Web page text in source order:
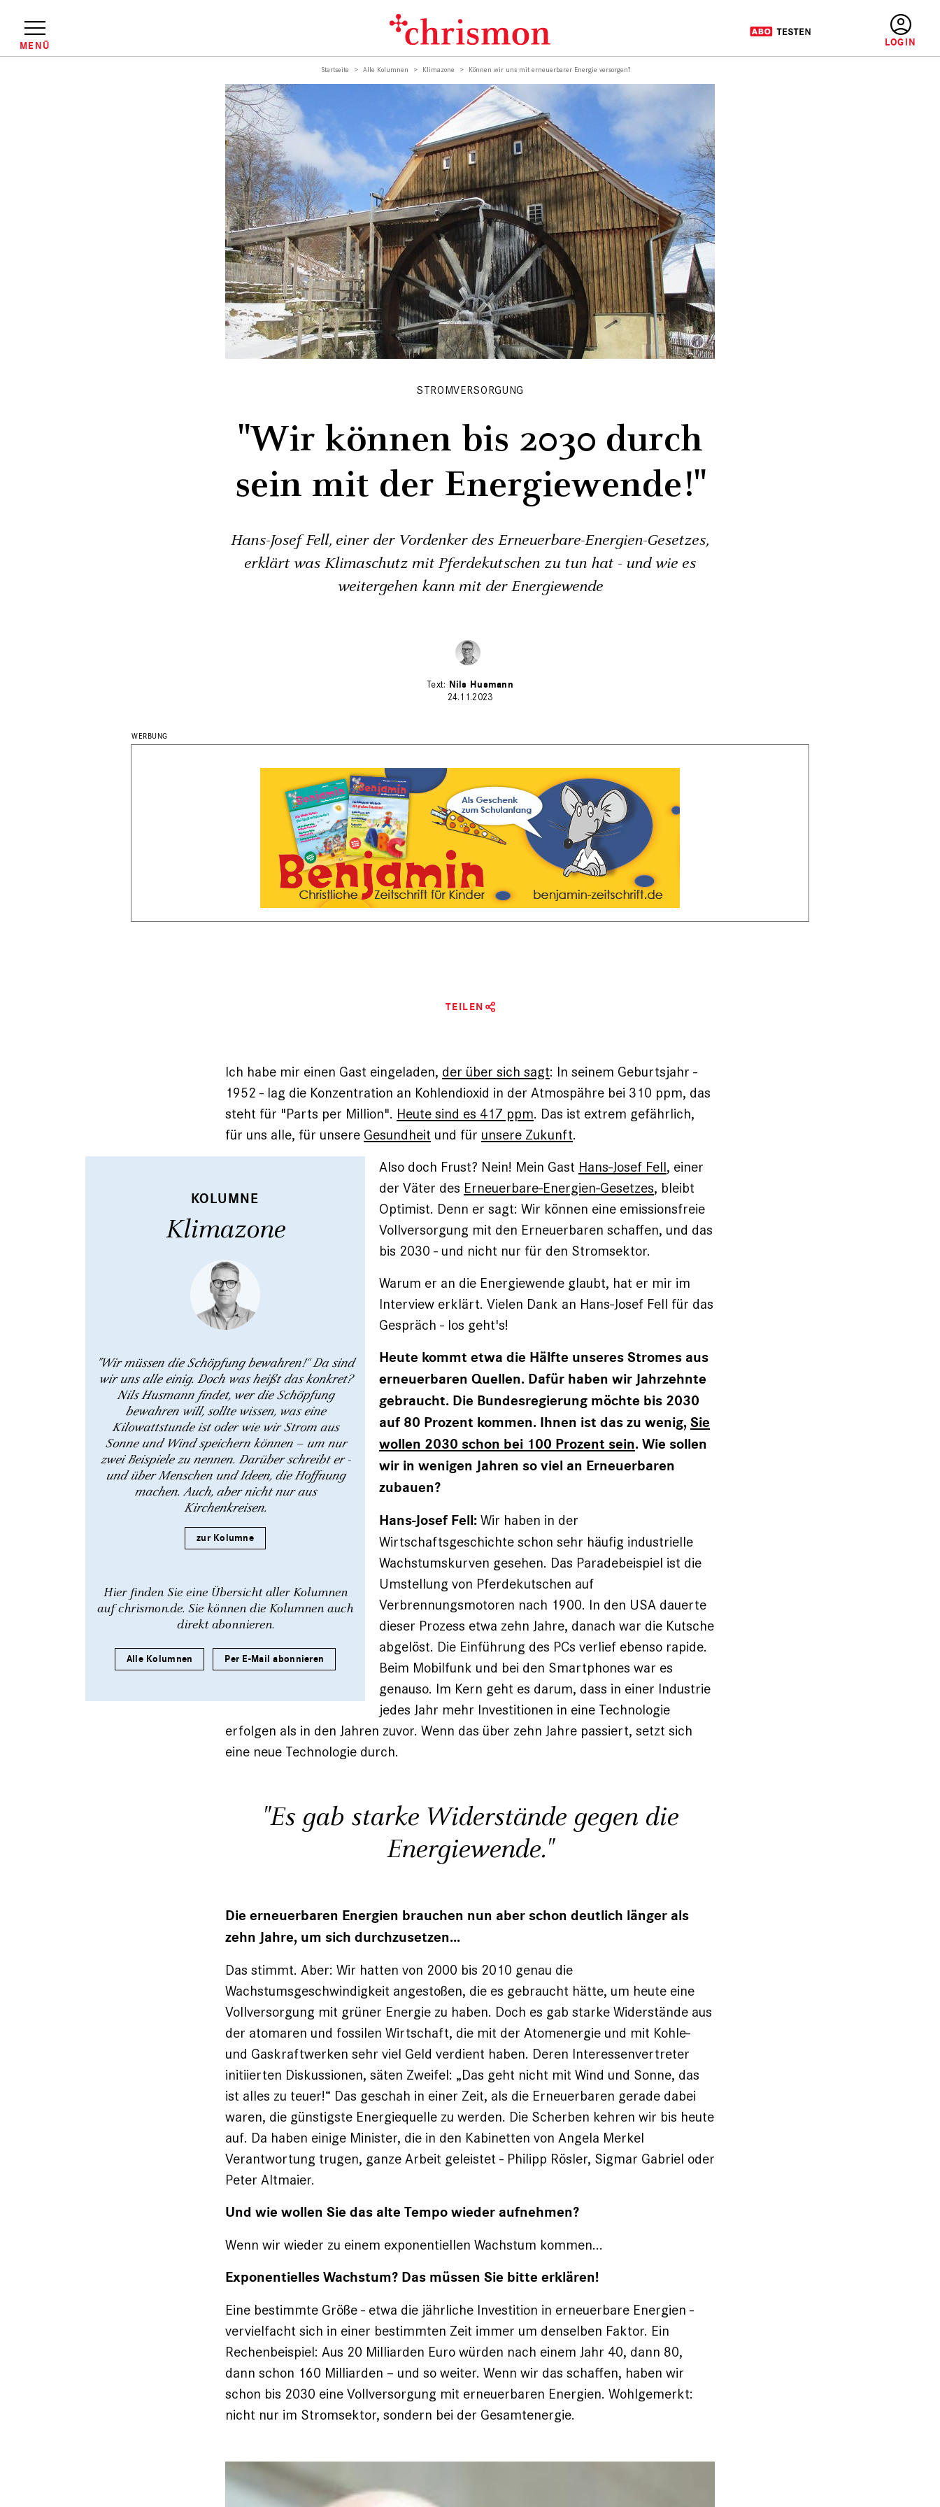
Inhalt
MENÜ
Startseite Alle Kolumnen Klimazone Können wir uns mit erneuerbarer Energie versorgen?
STROMVERSORGUNG
"Wir können bis 2030 durch
sein mit der Energiewende!"
Hans-Josef Fell, einer der Vordenker des Erneuerbare-Energien-Gesetzes,
erklärt was Klimaschutz mit Pferdekutschen zu tun hat - und wie es
weitergehen kann mit der Energiewende
Nils Husmann
24.11.2023
TEILEN
Ich habe mir einen Gast eingeladen, der über sich sagt: In seinem Geburtsjahr -
1952 - lag die Konzentration an Kohlendioxid in der Atmospähre bei 310 ppm, das
steht für "Parts per Million". Heute sind es 417 ppm. Das ist extrem gefährlich,
für uns alle, für unsere Gesundheit und für unsere Zukunft.
KOLUMNE
Klimazone
"Wir müssen die Schöpfung bewahren!“ Da sind
wir uns alle einig. Doch was heißt das konkret?
Nils Husmann findet, wer die Schöpfung
bewahren will, sollte wissen, was eine
Kilowattstunde ist oder wie wir Strom aus
Sonne und Wind speichern können – um nur
zwei Beispiele zu nennen. Darüber schreibt er -
und über Menschen und Ideen, die Hoffnung
machen. Auch, aber nicht nur aus
Kirchenkreisen.
zur Kolumne
Hier finden Sie eine Übersicht aller Kolumnen
auf chrismon.de. Sie können die Kolumnen auch
direkt abonnieren.
Alle Kolumnen Per E-Mail abonnieren
Also doch Frust? Nein! Mein Gast Hans-Josef Fell, einer
der Väter des Erneuerbare-Energien-Gesetzes, bleibt
Optimist. Denn er sagt: Wir können eine emissionsfreie
Vollversorgung mit den Erneuerbaren schaffen, und das
bis 2030 - und nicht nur für den Stromsektor.
Warum er an die Energiewende glaubt, hat er mir im
Interview erklärt. Vielen Dank an Hans-Josef Fell für das
Gespräch - los geht's!
Heute kommt etwa die Hälfte unseres Stromes aus
erneuerbaren Quellen. Dafür haben wir Jahrzehnte
gebraucht. Die Bundesregierung möchte bis 2030
auf 80 Prozent kommen. Ihnen ist das zu wenig,Sie
wollen 2030 schon bei 100 Prozent sein. Wie sollen
wir in wenigen Jahren so viel an Erneuerbaren
zubauen?
Hans-Josef Fell:Wir haben in der
Wirtschaftsgeschichte schon sehr häufig industrielle
Wachstumskurven gesehen. Das Paradebeispiel ist die
Umstellung von Pferdekutschen auf
Verbrennungsmotoren nach 1900. In den USA dauerte
dieser Prozess etwa zehn Jahre, danach war die Kutsche
abgelöst. Die Einführung des PCs verlief ebenso rapide.
Beim Mobilfunk und bei den Smartphones war es
genauso. Im Kern geht es darum, dass in einer Industrie
jedes Jahr mehr Investitionen in eine Technologie
erfolgen als in den Jahren zuvor. Wenn das über zehn Jahre passiert, setzt sich
eine neue Technologie durch.
"Es gab starke Widerstände gegen die
Energiewende."
Die erneuerbaren Energien brauchen nun aber schon deutlich länger als
zehn Jahre, um sich durchzusetzen...
Das stimmt. Aber: Wir hatten von 2000 bis 2010 genau die
Wachstumsgeschwindigkeit angestoßen, die es gebraucht hätte, um heute eine
Vollversorgung mit grüner Energie zu haben. Doch es gab starke Widerstände aus
der atomaren und fossilen Wirtschaft, die mit der Atomenergie und mit Kohle-
und Gaskraftwerken sehr viel Geld verdient haben. Deren Interessenvertreter
initiierten Diskussionen, säten Zweifel: „Das geht nicht mit Wind und Sonne, das
ist alles zu teuer!“ Das geschah in einer Zeit, als die Erneuerbaren gerade dabei
waren, die günstigste Energiequelle zu werden. Die Scherben kehren wir bis heute
auf. Da haben einige Minister, die in den Kabinetten von Angela Merkel
Verantwortung trugen, ganze Arbeit geleistet - Philipp Rösler, Sigmar Gabriel oder
Peter Altmaier.
Und wie wollen Sie das alte Tempo wieder aufnehmen?
Wenn wir wieder zu einem exponentiellen Wachstum kommen...
Exponentielles Wachstum? Das müssen Sie bitte erklären!
Eine bestimmte Größe - etwa die jährliche Investition in erneuerbare Energien -
vervielfacht sich in einer bestimmten Zeit immer um denselben Faktor. Ein
Rechenbeispiel: Aus 20 Milliarden Euro würden nach einem Jahr 40, dann 80,
dann schon 160 Milliarden – und so weiter. Wenn wir das schaffen, haben wir
schon bis 2030 eine Vollversorgung mit erneuerbaren Energien. Wohlgemerkt:
nicht nur im Stromsektor, sondern bei der Gesamtenergie.